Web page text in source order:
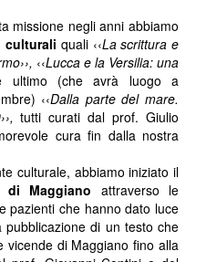
missione negli anni abbiamo
culturali quali ‹‹La scrittura e
‹‹Lucca e la Versilia: una
ultimo (che avrà luogo a
‹‹Dalla parte del mare.
tutti curati dal prof. Giulio
cura fin dalla nostra
culturale, abbiamo iniziato il
di Maggiano attraverso le
pazienti che hanno dato luce
di un testo che
di Maggiano fino alla